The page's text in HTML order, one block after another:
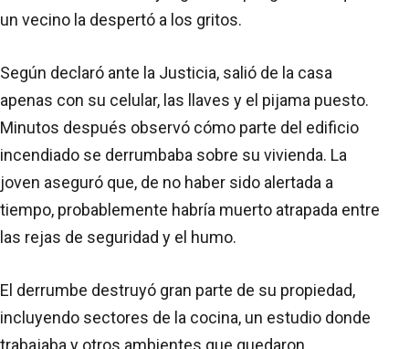
un vecino la despertó a los gritos.
Según declaró ante la Justicia, salió de la casa
apenas con su celular, las llaves y el pijama puesto.
Minutos después observó cómo parte del edificio
incendiado se derrumbaba sobre su vivienda. La
joven aseguró que, de no haber sido alertada a
tiempo, probablemente habría muerto atrapada entre
las rejas de seguridad y el humo.
El derrumbe destruyó gran parte de su propiedad,
incluyendo sectores de la cocina, un estudio donde
trabajaba y otros ambientes que quedaron